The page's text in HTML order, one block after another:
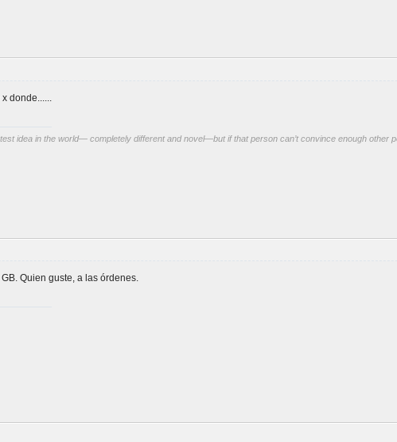
donde......
idea in the world— completely different and novel—but if that person can’t convince enough other
Quien guste, a las órdenes.